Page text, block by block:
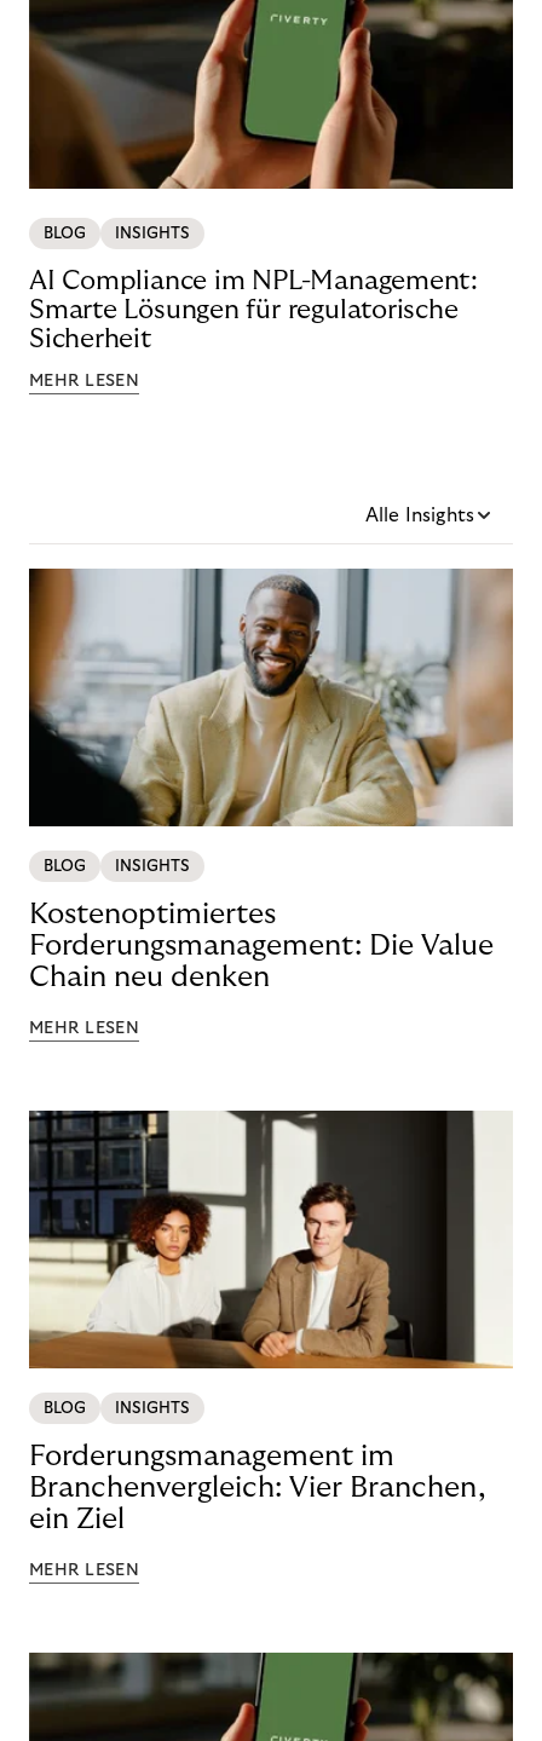
BLOG INSIGHTS
AI Compliance im NPL-Management:
Smarte Lösungen für regulatorische
Sicherheit
MEHR LESEN
Alle Insights
BLOG INSIGHTS
Kostenoptimiertes
Forderungsmanagement: Die Value
Chain neu denken
MEHR LESEN
BLOG INSIGHTS
Forderungsmanagement im
Branchenvergleich: Vier Branchen,
ein Ziel
MEHR LESEN